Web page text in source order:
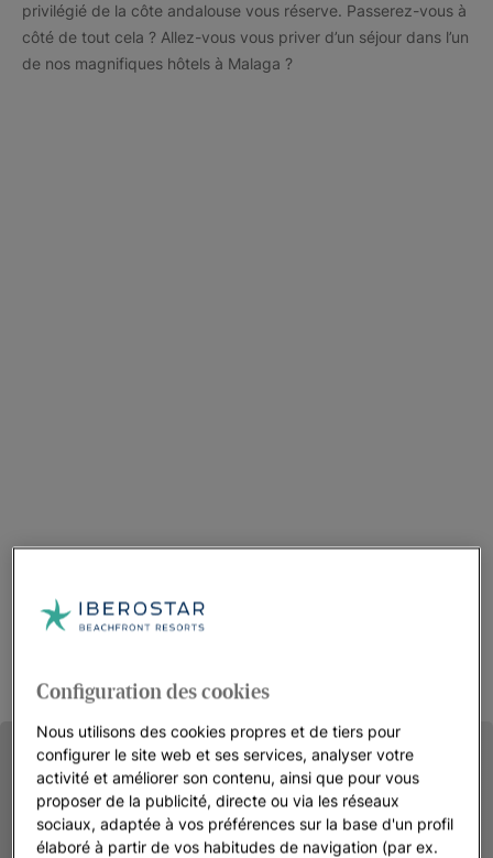
privilégié de la côte andalouse vous réserve. Passerez-vous à
côté de tout cela ? Allez-vous vous priver d’un séjour dans l’un
de nos magnifiques hôtels à Malaga ?
Configuration des cookies
Nous utilisons des cookies propres et de tiers pour
configurer le site web et ses services, analyser votre
activité et améliorer son contenu, ainsi que pour vous
proposer de la publicité, directe ou via les réseaux
sociaux, adaptée à vos préférences sur la base d'un profil
élaboré à partir de vos habitudes de navigation (par ex.